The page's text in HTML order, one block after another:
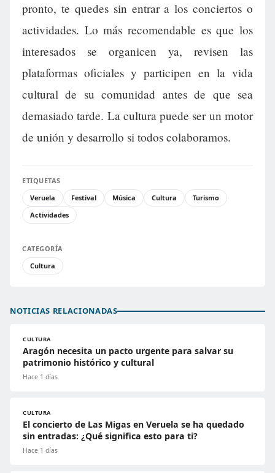
pronto, te quedes sin entrar a los conciertos o
actividades. Lo más recomendable es que los
interesados se organicen ya, revisen las
plataformas oficiales y participen en la vida
cultural de su comunidad antes de que sea
demasiado tarde. La cultura puede ser un motor
de unión y desarrollo si todos colaboramos.
ETIQUETAS
Veruela
Festival Música Cultura
Turismo
Actividades
CATEGORÍA
Cultura
NOTICIAS RELACIONADAS
CULTURA
Aragón necesita un pacto urgente para salvar su
patrimonio histórico y cultural
Hace 1 días
CULTURA
El concierto de Las Migas en Veruela se ha quedado
sin entradas: ¿Qué significa esto para ti?
Hace 1 días